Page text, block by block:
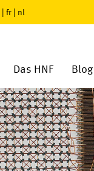
| fr | nl
Das HNF Blog